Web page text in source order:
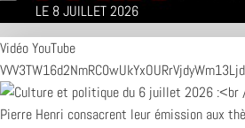
LE 8 JUILLET 2026
Vidéo YouTube